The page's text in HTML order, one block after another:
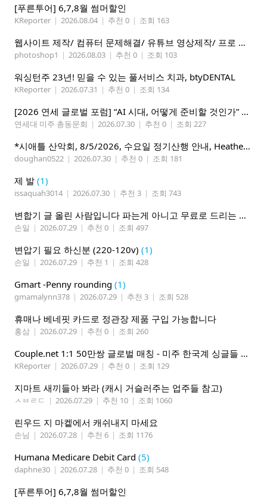
[푸른투어] 6,7,8월 썸머할인
KReporter | 2026.08.04 | 추천 0 | 조회 163
웹사이트 제작/ 컴퓨터 문제해결/ 유튜브 영상제작/ 프로 사진촬영
photoshop1 | 2026.08.03 | 추천 0 | 조회 103
워싱턴주 23년! 믿을 수 있는 풀서비스 치과, btyDENTAL
KReporter | 2026.07.31 | 추천 0 | 조회 134
[2026 연세 글로벌 포럼] “AI 시대, 어떻게 준비할 것인가” 8월 7-10일 벨뷰 개최
연세대 미주 총동문회 | 2026.07.30 | 추천 0 | 조회 227
*시애틀 산악회, 8/5/2026, 수요일 정기산행 안내, Heather Lake*
doughan0522 | 2026.07.30 | 추천 0 | 조회 181
제 발 (1)
issaquah3014 | 2026.07.30 | 추천 3 | 조회 743
변합기 글 올린 사람입니다 파는게 아니고 무료로 드리는 겁니다 필요하신분 연락처 남겨주시면 됩니다
손일 | 2026.07.29 | 추천 0 | 조회 497
변압기 필요 하신분 (220-120v) (1)
손일 | 2026.07.29 | 추천 1 | 조회 428
Gmart -Penny rounding (1)
gmamalynn378 | 2026.07.29 | 추천 3 | 조회 528
휴매나 베네핏 카드로 정관장 제품 구입 가능합니다
홍삼 | 2026.07.29 | 추천 0 | 조회 260
Couple.net 1:1 50만쌍 글로벌 매칭 - 미주 한국계 싱글들 모이세요
KReporter | 2026.07.29 | 추천 0 | 조회 129
지마트 새끼들아 봐라 (캐시 거슬러주는 업주들 참고)
ㅅㅂㄹㄷ | 2026.07.29 | 추천 10 | 조회 1060
린우드 지 마켙에서 캐쉬내지 마세요
손님 | 2026.07.28 | 추천 6 | 조회 1176
Humana Medicare Debit Card (5)
daphne30 | 2026.07.28 | 추천 0 | 조회 548
[푸른투어] 6,7,8월 썸머할인